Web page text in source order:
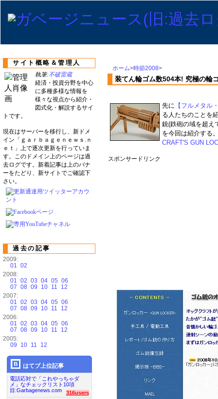
ホーム>時節2008>
装てん輪ゴム数504本! 究極の輪
先に 【フルメタル
る人たちのことを
銃(鉄砲の域を超え
を今回は紹介する
CRAFT'S GUN
スポンサードリンク
サイト概略＆管理人
執筆:不破雷蔵
経済・投資分野を中心
に多種多様な情報を
様々な視点から紹介・
図式化・解説するサイ
トです。
現在はサーバーを移行し、新ドメ
イン「ｇａｒｂａｇｅｎｅｗｓ.ｎ
ｅｔ」上で逐次更新を行っていま
す。このドメイン上のページは過
去ログです。新着記事は上のバナ
ーをたどり、新サイトでご確認下
さい。
過去の記事
2009:
01 02
2008:
01 02 03 04 05 06
07 08 09 10 11
12
2007:
01 02 03 04 05 06
07 08 09 10 11
12
2006:
01 02 03 04 05 06
07 08 09 10 11
12
2005:
09
10 11 12
はてブ上位記事
電話応対で「これやっちゃダ
メ」なチェックリスト10項
目:Garbagenews.com
316users